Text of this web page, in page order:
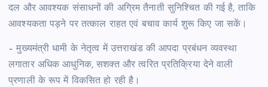
दल और आवश्यक संसाधनों की अग्रिम तैनाती सुनिश्चित की गई है, ताकि
आवश्यकता पड़ने पर तत्काल राहत एवं बचाव कार्य शुरू किए जा सकें।
– मुख्यमंत्री धामी के नेतृत्व में उत्तराखंड की आपदा प्रबंधन व्यवस्था
लगातार अधिक आधुनिक, सशक्त और त्वरित प्रतिक्रिया देने वाली
प्रणाली के रूप में विकसित हो रही है।